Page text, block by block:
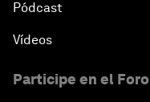
Pódcast
Vídeos
Participe en el Foro